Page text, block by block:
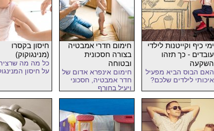
ימי כיף וקייטנות לילדי
עובדים - כך תזהו
השקעה
האם הבוס הביא מפעיל
איכותי לילדים שלכם?
חימום חדרי אמבטיה
בצורה חסכונית
ובטוחה
חימום אינפרא אדום של
חדר אמבטיה, חסכוני
ויעיל בחורף
חיסון בקסרו
(מנינגוקוק)
כל מה מה
על חיסון